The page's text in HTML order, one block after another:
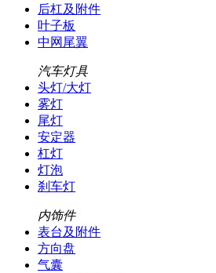
后杠及附件
叶子板
中网尾翼
汽车灯具
头灯/大灯
雾灯
尾灯
安定器
杠灯
灯泡
刹车灯
内饰件
表台及附件
方向盘
气囊